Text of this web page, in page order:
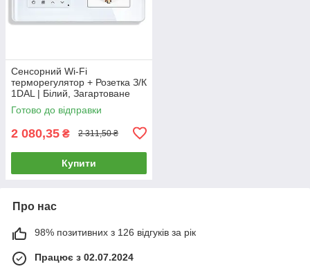
Сенсорний Wi-Fi
терморегулятор + Розетка З/К
1DAL | Білий, Загартоване
скло (G157D-TR.WF-ST.WT)
Готово до відправки
2 080,35 ₴ 2 311,50 ₴
Купити
Про нас
98% позитивних з 126 відгуків за рік
Працює з 02.07.2024